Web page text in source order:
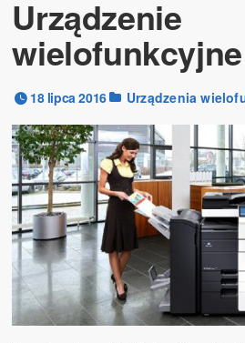
Urządzenie
18 lipca 2016 Urządzenia